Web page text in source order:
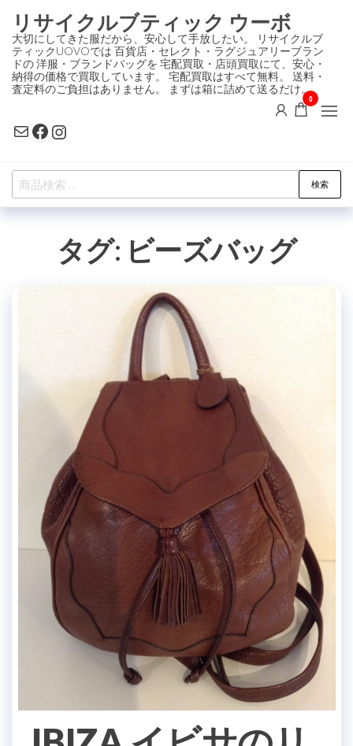
ン
テ
ン
ツ
プ
リサイクルブティック ウーボ
大切にしてきた服だから、安心して手放したい。 リサイクルブ
ティックUOVOでは 百貨店・セレクト・ラグジュアリーブラン
ドの 洋服・ブランドバッグを 宅配買取・店頭買取にて、安心・
納得の価格で買取しています。 宅配買取はすべて無料。 送料・
査定料のご負担はありません。 まずは箱に詰めて送るだけ。
MailFacebook
Instagram
0
検
索
検索
タグ: ビーズバッグ